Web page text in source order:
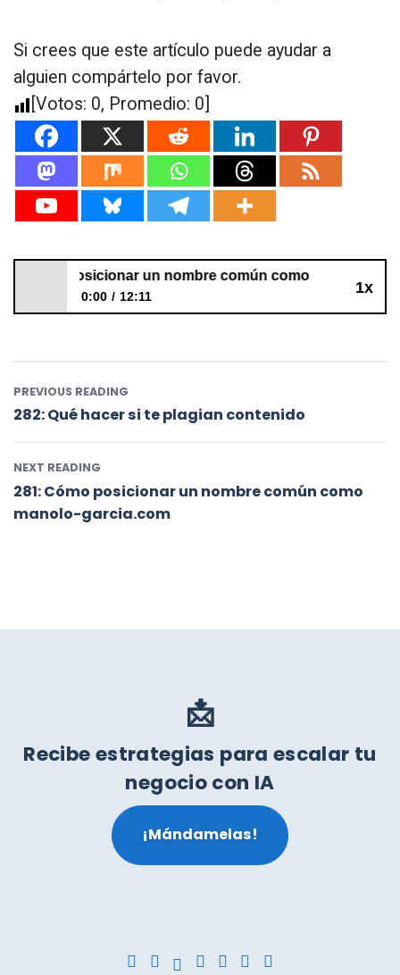
Si crees que este artículo puede ayudar a
alguien compártelo por favor.
[Votos: 0, Promedio: 0
1x
posicionar un nombre común como manolo-
0:00 12:11
PREVIOUS READING
282: Qué hacer si te plagian contenido
NEXT READING
281: Cómo posicionar un nombre común como
manolo-garcia.com
📩
Recibe estrategias para escalar tu
negocio con IA
¡Mándamelas!